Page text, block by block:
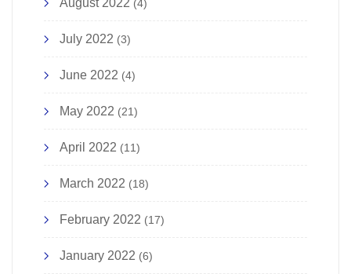
August 2022 (4)
July 2022 (3)
June 2022 (4)
May 2022 (21)
April 2022 (11)
March 2022 (18)
February 2022 (17)
January 2022 (6)